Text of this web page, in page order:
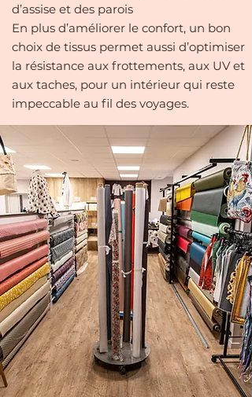
d’assise et des parois
En plus d’améliorer le confort, un bon
choix de tissus permet aussi d’optimiser
la résistance aux frottements, aux UV et
aux taches, pour un intérieur qui reste
impeccable au fil des voyages.